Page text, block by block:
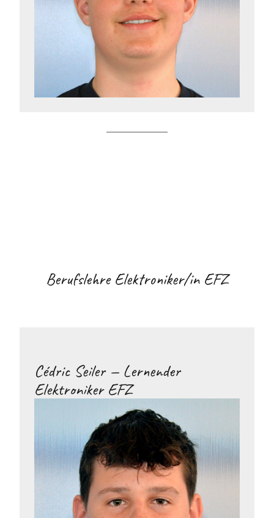
Berufslehre Elektroniker/in EFZ
Cédric Seiler — Lernender
Elektroniker EFZ